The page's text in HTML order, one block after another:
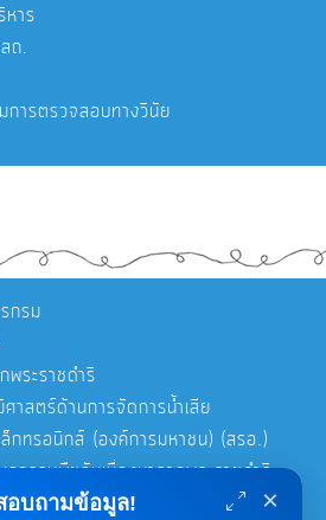
าร
ถ.
การตรวจสอบทางวินัย
กรม
พระราชดำริ
าสตร์ด้านการจัดการน้ำเสีย
ล็กทรอนิกส์ (องค์การมหาชน) (สรอ.)
กรรมพืชอันเนื่องมาจากพระราชดำริ
อบถามข้อมูล! ×